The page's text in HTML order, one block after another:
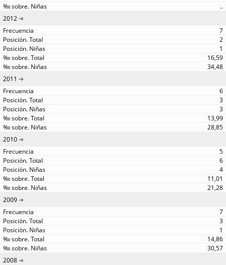
..
2012
7
2
1
16,59
34,48
2011
6
3
3
13,99
28,85
2010
5
6
4
11,01
21,28
2009
7
3
1
14,86
30,57
2008